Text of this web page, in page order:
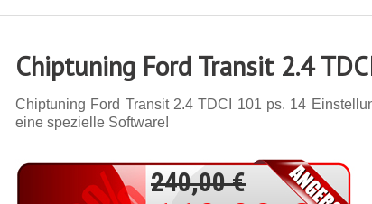
Chiptuning Ford Transit 2.4
Chiptuning Ford Transit 2.4 TDCI 101 ps. 14
eine spezielle Software!
240,00 €